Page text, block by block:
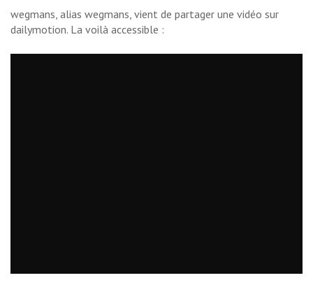
wegmans, alias wegmans, vient de partager une vidéo sur
dailymotion. La voilà accessible :